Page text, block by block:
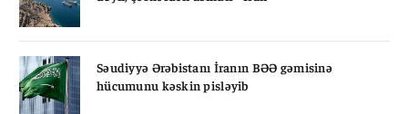
Səudiyyə Ərəbistanı İranın BƏƏ gəmisinə
hücumunu kəskin pisləyib